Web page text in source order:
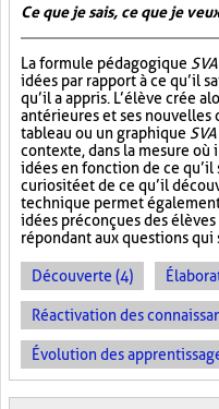
Ce que je sais, ce que je
La formule pédagogique SVA
idées par rapport à ce qu’il
qu’il a appris. L’élève crée
antérieures et ses nouvelles
tableau ou un graphique SVA
contexte, dans la mesure où
idées en fonction de ce qu’il
curiosité et de ce qu’il
technique permet
idées préconçues des
répondant aux questions
Découverte (4)
Réactivation des
Évolution des